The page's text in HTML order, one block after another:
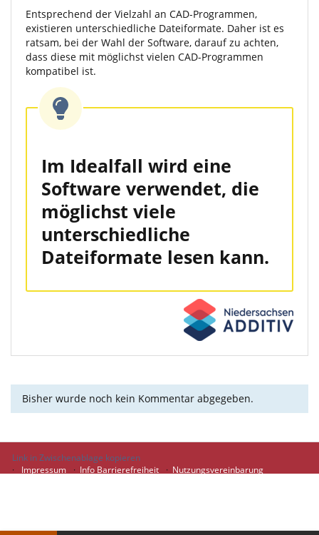
Entsprechend der Vielzahl an CAD-Programmen,
existieren unterschiedliche Dateiformate. Daher ist es
ratsam, bei der Wahl der Software, darauf zu achten,
dass diese mit möglichst vielen CAD-Programmen
kompatibel ist.
Im Idealfall wird eine
Software verwendet, die
möglichst viele
unterschiedliche
Dateiformate lesen kann.​
Bisher wurde noch kein Kommentar abgegeben.
Link in Zwischenablage kopieren
Impressum
Info Barrierefreiheit Nutzungsvereinbarung